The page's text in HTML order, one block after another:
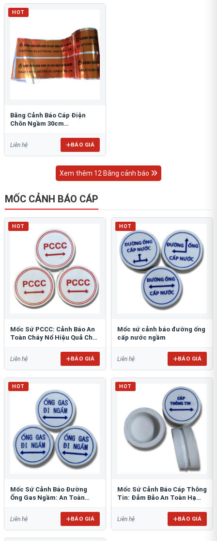
HOT
Băng Cảnh Báo Cáp Điện
Chôn Ngầm 30cm
Liên hệ BÁO GIÁ
Xem thêm 12 Băng cảnh báo
MỐC CẢNH BÁO CÁP
HOT
Mốc Sứ PCCC: Cảnh Báo An
Toàn Cháy Nổ Hiệu Quả Cho
Liên hệ BÁO GIÁ
HOT
Mốc sứ cảnh báo đường ống
cấp nước ngầm
Liên hệ BÁO GIÁ
HOT
Mốc Sứ Cảnh Báo Đường
Ống Gas Ngầm: An Toàn
Liên hệ BÁO GIÁ
HOT
Mốc Sứ Cảnh Báo Cáp Thông
Tin: Đảm Bảo An Toàn Hạ
Liên hệ BÁO GIÁ